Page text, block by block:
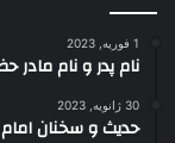
1 فوریه, 2023
نام پدر و نام
30 ژانویه, 2023
حدیث و سخنان